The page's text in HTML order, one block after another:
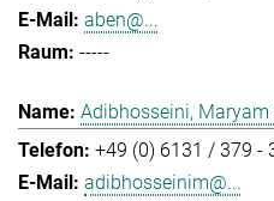
aben@...
-----
Adibhosseini, Maryam
+49 (0) 6131 / 379 -
adibhosseinim@...